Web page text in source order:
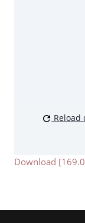
Reload
Download